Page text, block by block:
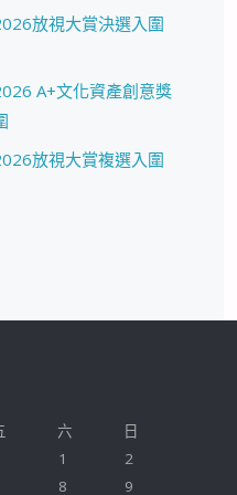
放視大賞決選入圍
A+文化資產創意獎
放視大賞複選入圍
六
日
1
2
8 9